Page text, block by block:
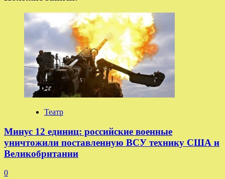
Театр
Минус 12 единиц: российские военные
уничтожили поставленную ВСУ технику США и
Великобритании
0